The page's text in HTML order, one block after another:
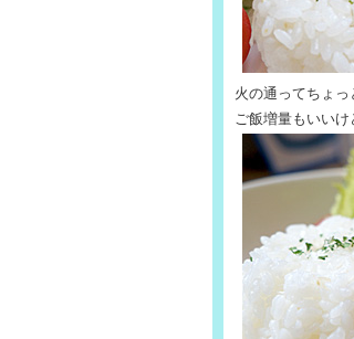
火の通ってちょ
ご飯増量もいいけ